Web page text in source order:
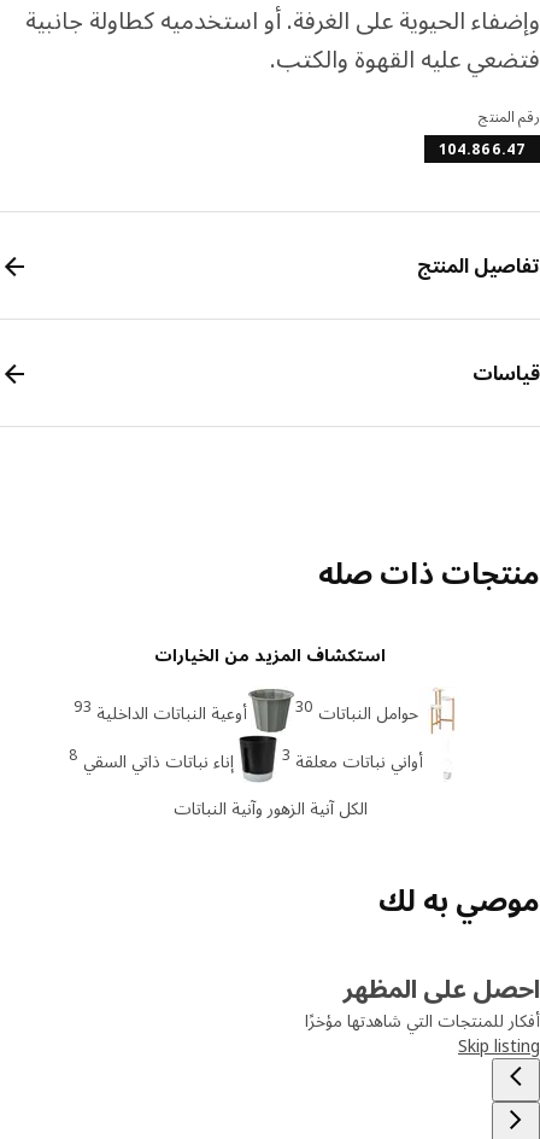
الحيوية على الغرفة. أو استخدميه كطاولة جانبية
عليه القهوة والكتب.
المنتج
ذات صله
استكشاف المزيد من الخيارات
حوامل النباتات 30 أوعية النباتات الداخلية 93
أواني نباتات معلقة 3 إناء نباتات ذاتي السقي 8
الكل آنية الزهور وآنية النباتات
به لك
على المظهر
للمنتجات التي شاهدتها مؤخرًا
Skip